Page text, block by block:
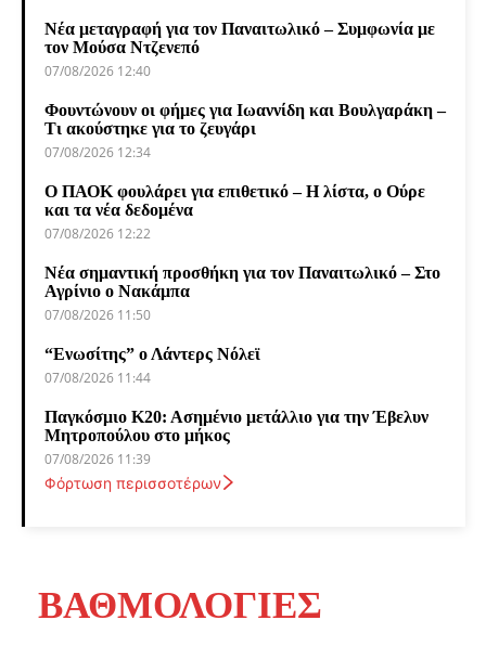
Νέα μεταγραφή για τον Παναιτωλικό – Συμφωνία με
τον Μούσα Ντζενεπό
07/08/2026 12:40
Φουντώνουν οι φήμες για Ιωαννίδη και Βουλγαράκη –
Τι ακούστηκε για το ζευγάρι
07/08/2026 12:34
Ο ΠΑΟΚ φουλάρει για επιθετικό – Η λίστα, ο Ούρε
και τα νέα δεδομένα
07/08/2026 12:22
Νέα σημαντική προσθήκη για τον Παναιτωλικό – Στο
Αγρίνιο ο Νακάμπα
07/08/2026 11:50
“Ενωσίτης” ο Λάντερς Νόλεϊ
07/08/2026 11:44
Παγκόσμιο Κ20: Ασημένιο μετάλλιο για την Έβελυν
Μητροπούλου στο μήκος
07/08/2026 11:39
Φόρτωση περισσοτέρων
ΒΑΘΜΟΛΟΓΙΕΣ